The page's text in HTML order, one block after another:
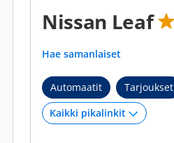
Nissan Leaf
Hae samanlaiset
Automaatit Tarjoukset